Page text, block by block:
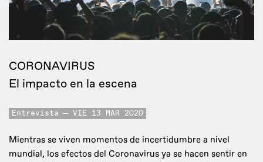
CORONAVIRUS
El impacto en la escena
Entrevista VIE 13 MAR 2020
Mientras se viven momentos de incertidumbre a nivel
mundial, los efectos del Coronavirus ya se hacen sentir en